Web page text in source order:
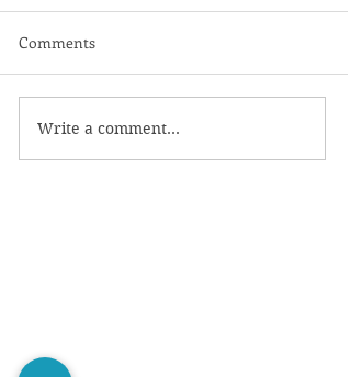
Comments
Write a comment...